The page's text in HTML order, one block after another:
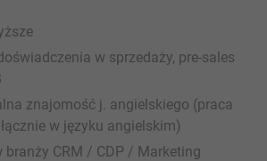
w sprzedaży, pre-sales
znajomość j. angielskiego (praca
w języku angielskim)
branży CRM / CDP / Marketing